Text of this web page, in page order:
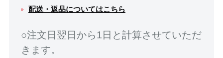
配送・返品についてはこちら
○注文日翌日から1日と計算させていただ
きます。